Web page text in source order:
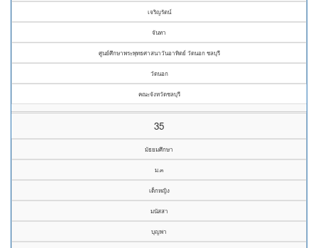
เจริญรัตน์
จันทา
ศูนย์ศึกษาพระพุทธศาสนาวันอาทิตย์ วัดนอก ชลบุรี
วัดนอก
คณะจังหวัดชลบุรี
35
มัธยมศึกษา
ม.๓
เด็กหญิง
มนัสสา
บุญพา